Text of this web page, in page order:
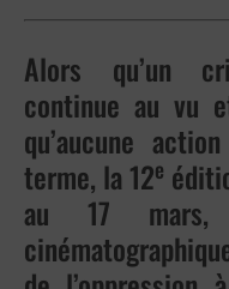
Alors qu’un
continue au vu
qu’aucune
terme, la 12e
au 17 mars,